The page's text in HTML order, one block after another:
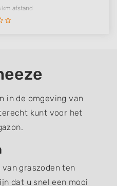
km afstand
in de omgeving van
kunt voor het
graszoden ten
dat u snel een mooi